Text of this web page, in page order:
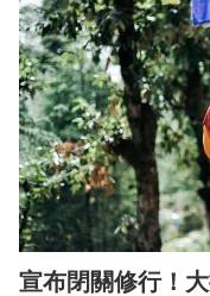
宣布閉關修行！